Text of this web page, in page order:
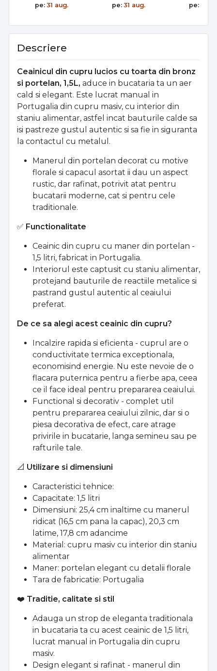
pe: 31 aug.
pe: 31 aug.
pe:
Descriere
Ceainicul din cupru lucios cu toarta din bronz
si portelan, 1,5L, aduce in bucataria ta un aer
cald si elegant. Este lucrat manual in
Portugalia din cupru masiv, cu interior din
staniu alimentar, astfel incat bauturile calde sa
isi pastreze gustul autentic si sa fie in siguranta
la contactul cu metalul.
Manerul din portelan decorat cu motive
florale si capacul asortat ii dau un aspect
rustic, dar rafinat, potrivit atat pentru
bucatarii moderne, cat si pentru cele
traditionale.
✅ Functionalitate
Ceainic din cupru cu maner din portelan -
1,5 litri, fabricat in Portugalia.
Interiorul este captusit cu staniu alimentar,
protejand bauturile de reactiile metalice si
pastrand gustul autentic al ceaiului
preferat.
De ce sa alegi acest ceainic din cupru?
Incalzire rapida si eficienta - cuprul are o
conductivitate termica exceptionala,
economisind energie. Nu este nevoie de o
flacara puternica pentru a fierbe apa, ceea
ce il face ideal pentru prepararea ceaiului.
Functional si decorativ - complet util
pentru prepararea ceaiului zilnic, dar si o
piesa decorativa de efect, care atrage
privirile in bucatarie, langa semineu sau pe
rafturile tale.
📐 Utilizare si dimensiuni
Caracteristici tehnice:
Capacitate: 1,5 litri
Dimensiuni: 25,4 cm inaltime cu manerul
ridicat (16,5 cm pana la capac), 20,3 cm
latime, 17,8 cm adancime
Material: cupru masiv cu interior din staniu
alimentar
Maner: portelan elegant cu detalii florale
Tara de fabricatie: Portugalia
❤️ Traditie, calitate si stil
Adauga un strop de eleganta traditionala
in bucataria ta cu acest ceainic de 1,5 litri,
lucrat manual in Portugalia din cupru
masiv.
Design elegant si rafinat - manerul din